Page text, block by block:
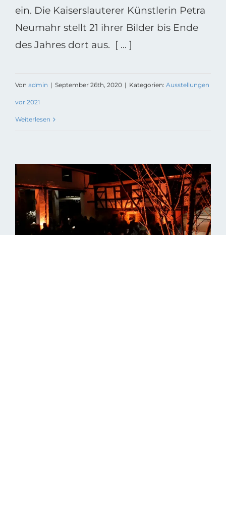
ein. Die Kaiserslauterer Künstlerin Petra
Neumahr stellt 21 ihrer Bilder bis Ende
des Jahres dort aus. [ ... ]
Von admin | September 26th, 2020 | Kategorien: Ausstellungen
vor 2021
Weiterlesen